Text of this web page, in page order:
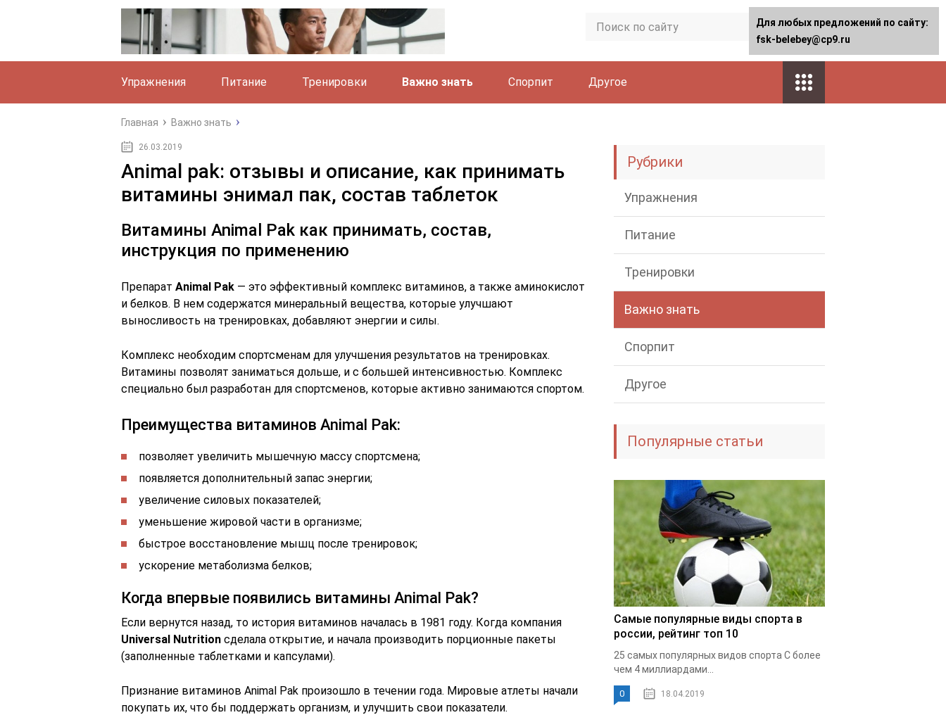
Упражнения Питание Тренировки Важно знать Спорпит Другое
Главная Важно знать
26.03.2019
Animal pak: отзывы и описание, как принимать
витамины энимал пак, состав таблеток
Витамины Animal Pak как принимать, состав,
инструкция по применению
Препарат Animal Pak — это эффективный комплекс витаминов, а также аминокислот
и белков. В нем содержатся минеральный вещества, которые улучшают
выносливость на тренировках, добавляют энергии и силы.
Комплекс необходим спортсменам для улучшения результатов на тренировках.
Витамины позволят заниматься дольше, и с большей интенсивностью. Комплекс
специально был разработан для спортсменов, которые активно занимаются спортом.
Преимущества витаминов Animal Pak:
позволяет увеличить мышечную массу спортсмена;
появляется дополнительный запас энергии;
увеличение силовых показателей;
уменьшение жировой части в организме;
быстрое восстановление мышц после тренировок;
ускорение метаболизма белков;
Когда впервые появились витамины Animal Pak?
Если вернутся назад, то история витаминов началась в 1981 году. Когда компания
Universal Nutrition сделала открытие, и начала производить порционные пакеты
(заполненные таблетками и капсулами).
Признание витаминов Animal Pak произошло в течении года. Мировые атлеты начали
покупать их, что бы поддержать организм, и улучшить свои показатели.
Рубрики
Упражнения
Питание
Тренировки
Важно знать
Спорпит
Другое
Популярные статьи
Самые популярные виды спорта в
россии, рейтинг топ 10
25 самых популярных видов спорта С более
чем 4 миллиардами...
0 18.04.2019
Для любых предложений по сайту:
fsk-belebey@cp9.ru